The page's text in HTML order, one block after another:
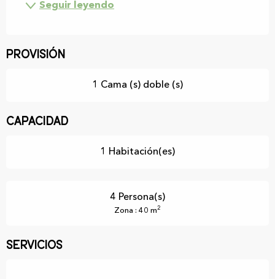
Seguir leyendo
Provisión
1 Cama (s) doble (s)
Capacidad
1 Habitación(es)
4 Persona(s)
Zona : 40 m2
Servicios